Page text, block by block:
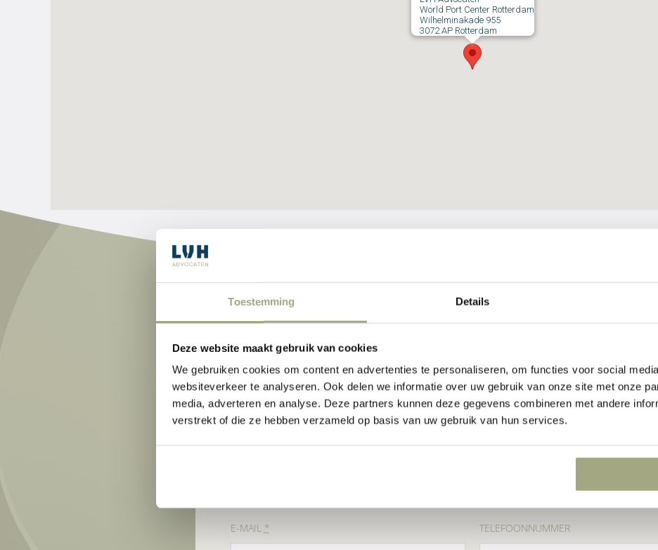
Toestemming Details
Deze website maakt gebruik van cookies
We gebruiken cookies om content en advertenties te personaliseren, om functies voor social
websiteverkeer te analyseren. Ook delen we informatie over uw gebruik van onze site met onze
media, adverteren en analyse. Deze partners kunnen deze gegevens combineren met andere
verstrekt of die ze hebben verzameld op basis van uw gebruik van hun services.
World Port Center Rotterdam
Wilhelminakade 955
3072 AP Rotterdam
Benieuwd wat wij voor uw onderneming kunnen doen?
Neem contact met ons op.
VOORNAAM*
E-MAIL *
ACHTERNAAM*
TELEFOONNUMMER